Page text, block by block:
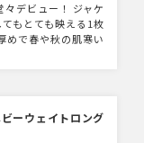
デビュー！ ジャケ
もとても映える1枚
めで春や秋の肌寒い
ーウェイトロング